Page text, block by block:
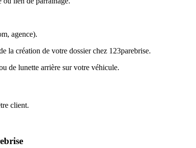
agence).
la création de votre dossier chez 123parebrise.
de lunette arrière sur votre véhicule.
client.